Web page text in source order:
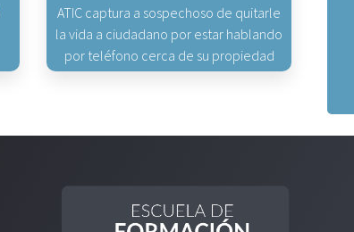
ATIC captura a sospechoso de quitarle
la vida a ciudadano por estar hablando
por teléfono cerca de su propiedad